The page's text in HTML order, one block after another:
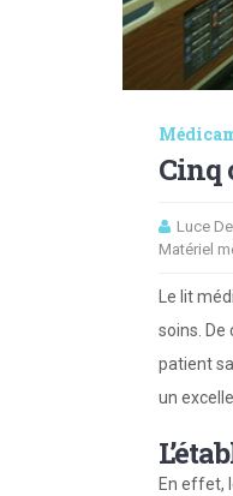
Cinq
Luce
Matériel
Le lit
soins.
patient
un
En effet,